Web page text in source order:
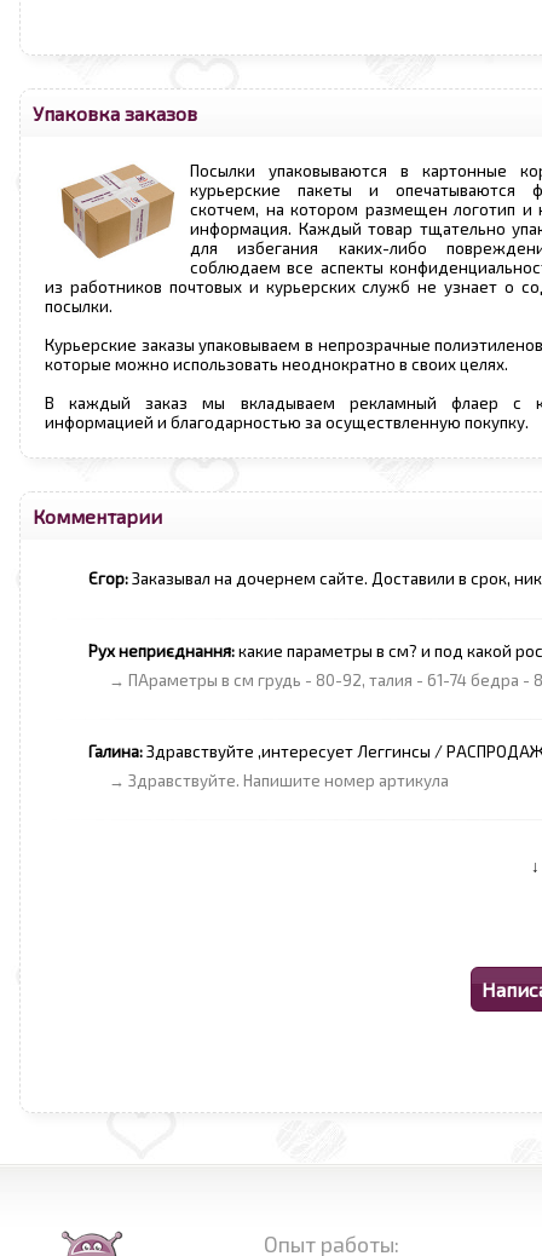
Упаковка заказов
Посылки упаковываются в картонные
курьерские пакеты и опечатываются
скотчем, на котором размещен логотип и
информация. Каждый товар тщательно
для избегания каких-либо
соблюдаем все аспекты
из работников почтовых и курьерских служб не узнает о
посылки.
Курьерские заказы упаковываем в непрозрачные
которые можно использовать неоднократно в своих целях.
В каждый заказ мы вкладываем рекламный флаер с
информацией и благодарностью за осуществленную покупку.
Комментарии
Єгор:Заказывал на дочернем сайте. Доставили в срок,
Рух неприєднання:какие параметры в см? и под какой
→ ПАраметры в см грудь - 80-92, талия - 61-74 бедра -
Галина:Здравствуйте ,интересует Леггинсы /
→ Здравствуйте. Напишите номер артикула
↓
Опыт работы: